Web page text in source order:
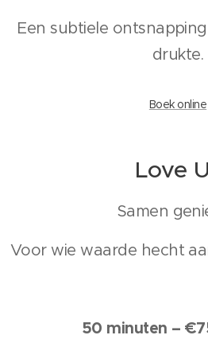
Een subtiele
drukte.
Boek online
Love
Samen
Voor wie waarde hecht
50 minuten –